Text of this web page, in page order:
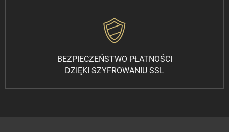
BEZPIECZEŃSTWO PŁATNOŚCI
DZIĘKI SZYFROWANIU SSL